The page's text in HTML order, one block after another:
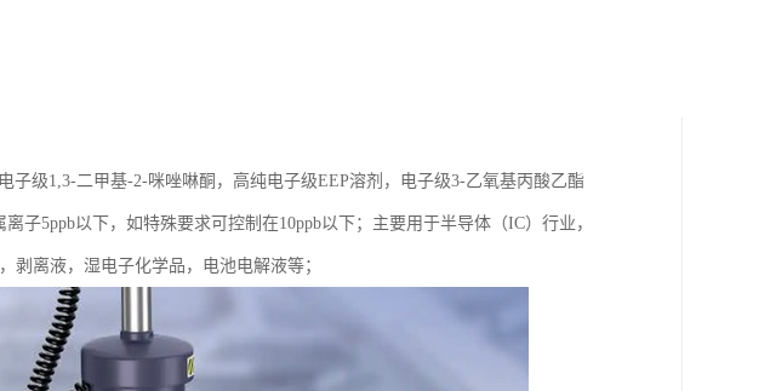
级1,3-二甲基-2-咪唑啉酮，高纯电子级EEP溶剂，电子级3-乙氧基丙酸乙酯
子5ppb以下，如特殊要求可控制在10ppb以下；主要用于半导体（IC）行业，
剥离液，湿电子化学品，电池电解液等；